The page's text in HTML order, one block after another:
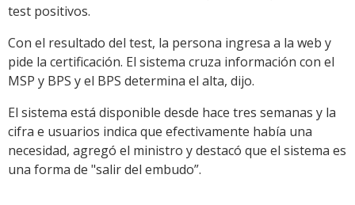
test positivos.
Con el resultado del test, la persona ingresa a la web y
pide la certificación. El sistema cruza información con el
MSP y BPS y el BPS determina el alta, dijo.
El sistema está disponible desde hace tres semanas y la
cifra e usuarios indica que efectivamente había una
necesidad, agregó el ministro y destacó que el sistema es
una forma de "salir del embudo”.